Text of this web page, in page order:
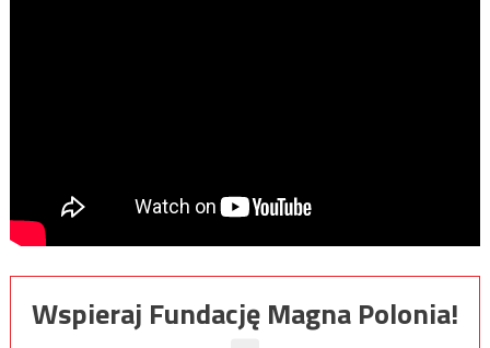
Wspieraj Fundację Magna Polonia!